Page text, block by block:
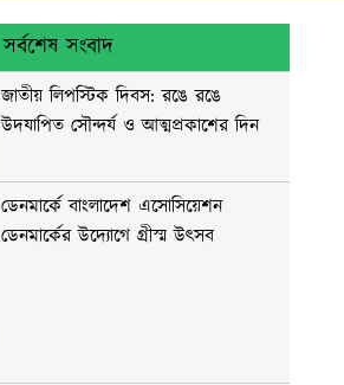
সর্বশেষ সংবাদ
জাতীয় লিপস্টিক দিবস: রঙে রঙে
উদযাপিত সৌন্দর্য ও আত্মপ্রকাশের দিন
ডেনমার্কে বাংলাদেশ এসোসিয়েশন
ডেনমার্কের উদ্যোগে গ্রীস্ম উৎসব